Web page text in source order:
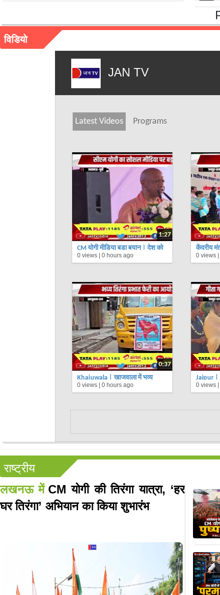
विडियो
JAN TV
Latest Videos Programs
1:27
CM योगी मीडिया बड़ा बयान | देश को
कमजोर करने की साजिशों का मंच बना
0 views |0 hours ago
केंद्रीय
भजनलाल
0 views
0:37
Khajuwala | खाजूवाला में भव्य
तिरंगा प्रभात फेरी, विद्यार्थियों ने लगाए
0 views |0 hours ago
Jaipur |
0 views
राष्ट्रीय
लखनऊ में CM योगी की तिरंगा यात्रा, ‘हर
घर तिरंगा’ अभियान का किया शुभारंभ